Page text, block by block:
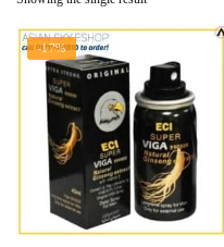
-17%